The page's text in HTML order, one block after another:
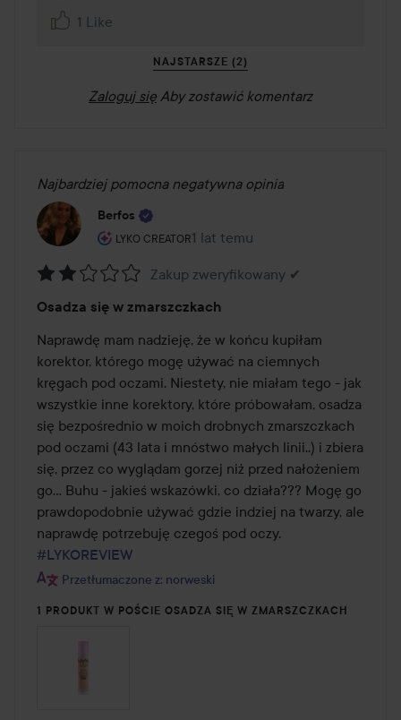
1 Like
NAJSTARSZE (2)
Zaloguj się Aby zostawić komentarz
Najbardziej pomocna negatywna opinia
Berfos
LYKO CREATOR
Rola użytkownika: Lyko Creator.
1 lat temu
Post został utworzony 1 lat temu
2
z
5
Zakup zweryfikowany ✔
Osadza się w zmarszczkach
Naprawdę mam nadzieję, że w końcu kupiłam
korektor, którego mogę używać na ciemnych
kręgach pod oczami. Niestety, nie miałam tego - jak
wszystkie inne korektory, które próbowałam, osadza
się bezpośrednio w moich drobnych zmarszczkach
pod oczami (43 lata i mnóstwo małych linii..) i zbiera
się, przez co wyglądam gorzej niż przed nałożeniem
go… Buhu - jakieś wskazówki, co działa??? Mogę go
prawdopodobnie używać gdzie indziej na twarzy, ale
#LYKOREVIEW
Przetłumaczone z: norweski
1 PRODUKT W POŚCIE OSADZA SIĘ W ZMARSZCZKACH